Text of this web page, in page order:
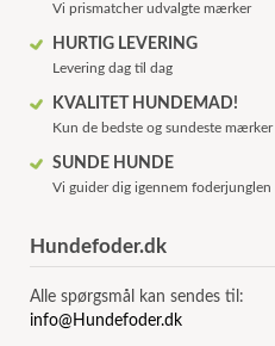
Vi prismatcher udvalgte mærker
HURTIG LEVERING
Levering dag til dag
KVALITET HUNDEMAD!
Kun de bedste og sundeste mærker
SUNDE HUNDE
Vi guider dig igennem foderjunglen
Hundefoder.dk
Alle spørgsmål kan sendes til:
info@Hundefoder.dk